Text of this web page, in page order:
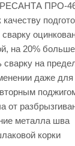
РЕСАНТА ПРО-
на 20%
на
даже
от
металла шва
корки